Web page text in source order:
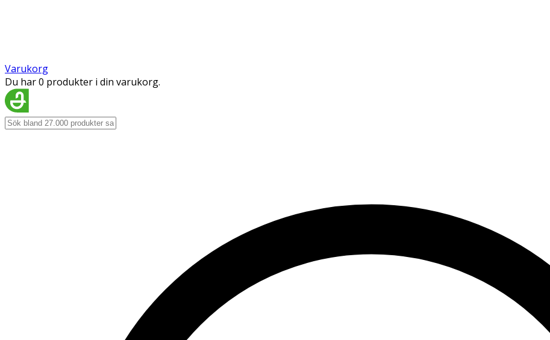
Varukorg
Du har 0 produkter i din varukorg.